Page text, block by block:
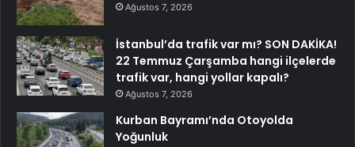
Ağustos 7, 2026
İstanbul’da trafik var mı? SON DAKİKA!
22 Temmuz Çarşamba hangi ilçelerde
trafik var, hangi yollar kapalı?
Ağustos 7, 2026
Kurban Bayramı’nda Otoyolda
Yoğunluk